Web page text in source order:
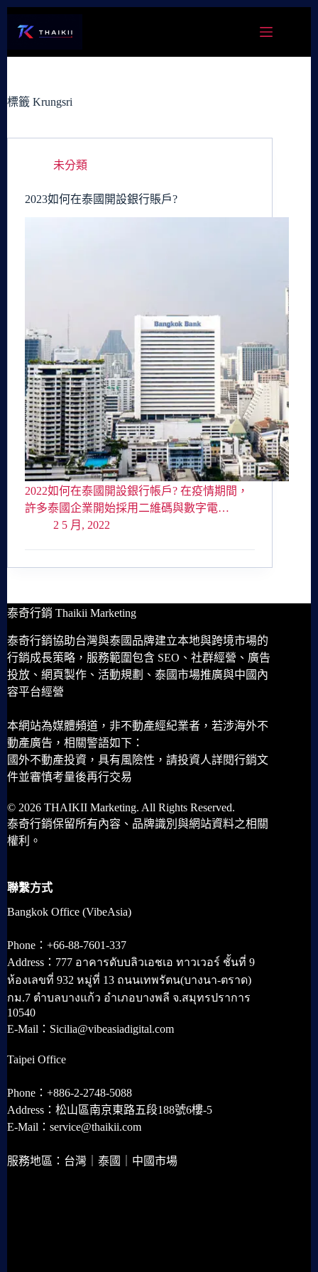
容
標籤 Krungsri
未分類
2023如何在泰國開設銀行賬戶?
2022如何在泰國開設銀行帳戶? 在疫情期間，
許多泰國企業開始採用二維碼與數字電…
2 5 月, 2022
泰奇行銷 Thaikii Marketing
泰奇行銷協助台灣與泰國品牌建立本地與跨境市場的
行銷成長策略，服務範圍包含 SEO、社群經營、廣告
投放、網頁製作、活動規劃、泰國市場推廣與中國內
容平台經營
本網站為媒體頻道，非不動產經紀業者，若涉海外不
動產廣告，相關警語如下：
國外不動產投資，具有風險性，請投資人詳閱行銷文
件並審慎考量後再行交易
© 2026 THAIKII Marketing. All Rights Reserved.
泰奇行銷保留所有內容、品牌識別與網站資料之相關
權利。
聯繫方式
Bangkok Office (VibeAsia)
Phone：+66-88-7601-337
Address：777 อาคารดับบลิวเอชเอ ทาวเวอร์ ชั้นที่ 9
ห้องเลขที่ 932 หมู่ที่ 13 ถนนเทพรัตน(บางนา-ตราด)
กม.7 ตำบลบางแก้ว อำเภอบางพลี จ.สมุทรปราการ
10540
E-Mail：Sicilia@vibeasiadigital.com
Taipei Office
Phone：+886-2-2748-5088
Address：松山區南京東路五段188號6樓-5
E-Mail：service@thaikii.com
服務地區：台灣｜泰國｜中國市場